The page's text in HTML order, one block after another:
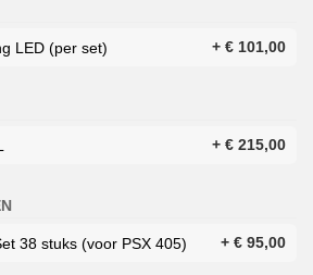
LED (per set) + € 101,00
+ € 215,00
38 stuks (voor PSX 405) + € 95,00